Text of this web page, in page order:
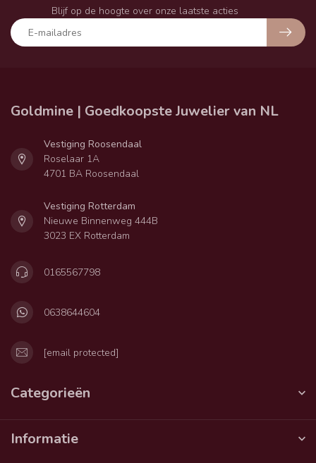
Blijf op de hoogte over onze laatste acties
Goldmine | Goedkoopste Juwelier van NL
Vestiging Roosendaal
Roselaar 1A
4701 BA Roosendaal
Vestiging Rotterdam
Nieuwe Binnenweg 444B
3023 EX Rotterdam
0165567798
0638644604
[email protected]
Categorieën
Informatie